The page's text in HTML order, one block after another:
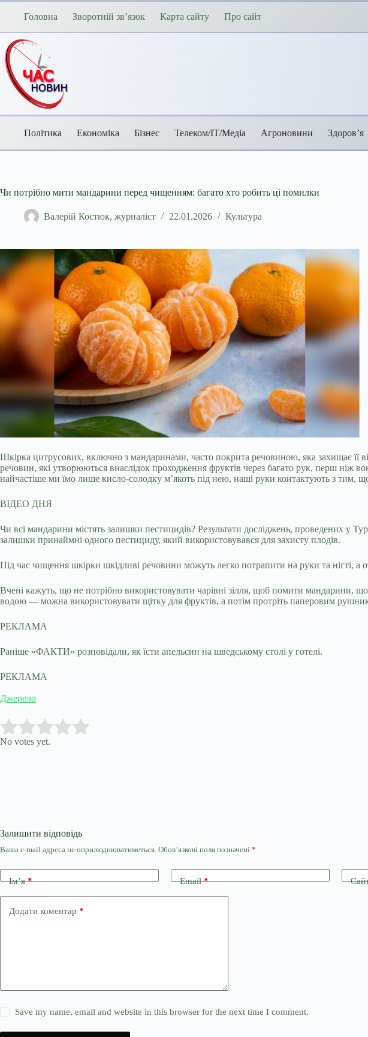
Перейти
Головна Зворотній зв’язок Карта сайту Про сайт
Політика Економіка Бізнес Телеком/ІТ/Медіа Агроновини Здоров’я
Чи потрібно мити мандарини перед чищенням: багато хто робить ці помилки
Валерій Костюк, журналіст 22.01.2026 Культура
Шкірка цитрусових, включно з мандаринами, часто покрита речовиною, яка захищає її
речовин, які утворюються внаслідок проходження фруктів через багато рук, перш ніж
найчастіше ми їмо лише кисло-солодку м’якоть під нею, наші руки контактують з тим,
ВІДЕО ДНЯ
Чи всі мандарини містять залишки пестицидів? Результати досліджень, проведених у
залишки принаймні одного пестициду, який використовувався для захисту плодів.
Під час чищення шкірки шкідливі речовини можуть легко потрапити на руки та нігті,
Вчені кажуть, що не потрібно використовувати чарівні зілля, щоб помити
водою — можна використовувати щітку для фруктів, а потім протріть паперовим
РЕКЛАМА
Раніше «ФАКТИ» розповідали, як їсти апельсин на шведському столі у готелі.
РЕКЛАМА
Джерело
Rate this item:
No votes yet.
Залишити відповідь
Ваша e-mail адреса не оприлюднюватиметься. Обов’язкові поля позначені *
Ім’я* Email*
Додати коментар *
Save my name, email and website in this browser for the next time I comment.